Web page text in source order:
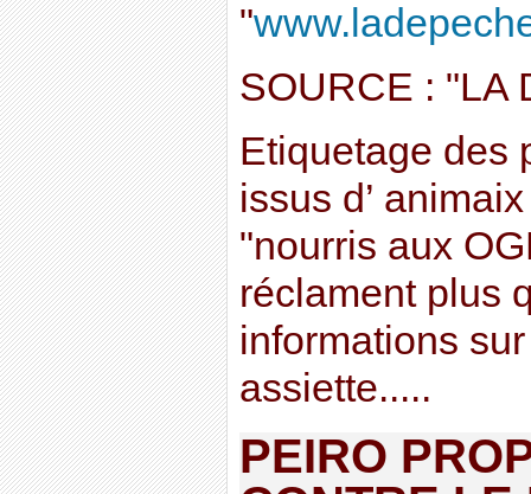
"
SOURCE : "LA
Etiquetage des
issus d’
"nourris aux
réclament plus
informations
assiette.....
PEIRO